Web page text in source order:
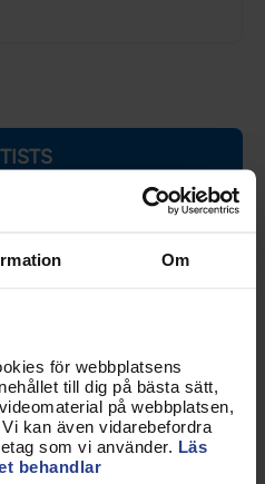
Om
för webbplatsens
till dig på bästa sätt,
på webbplatsen,
kan även vidarebefordra
som vi använder. Läs
behandlar
Nordisk Medicinsk
Bioanalyyitkkoliitto
Islands